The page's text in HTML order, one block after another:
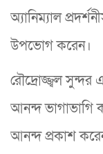
অ্যানিম্যাল
উপভোগ করেন।
রৌদ্রোজ্জ্বল সুন্দর
আনন্দ ভাগাভাগি
আনন্দ প্রকাশ